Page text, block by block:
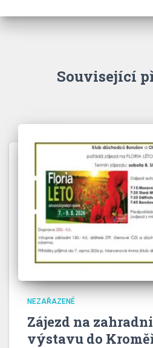
Související
NEZAŘAZENÉ
Zájezd na
výstavu do